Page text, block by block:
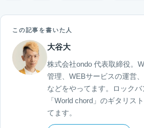
この記事を書いた人
大谷大
株式会社ondo 代表取締役。
管理、WEBサービスの運営
などをやってます。ロックバ
「World chord」のギタリス
てます。